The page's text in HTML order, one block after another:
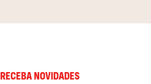
RECEBA NOVIDADES